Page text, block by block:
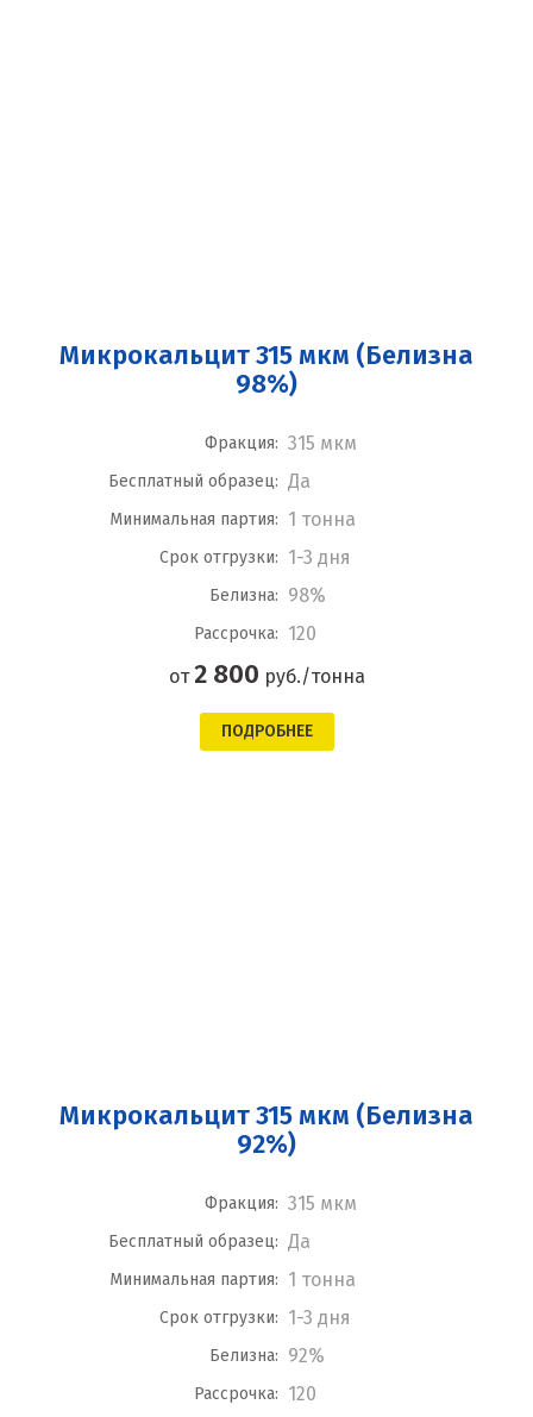
Микрокальцит 315 мкм (Белизна
98%)
Фракция: 315 мкм
Бесплатный образец: Да
Минимальная партия: 1 тонна
Срок отгрузки: 1-3 дня
Белизна: 98%
Рассрочка: 120
от2 800 руб./тонна
ПОДРОБНЕЕ
Микрокальцит 315 мкм (Белизна
92%)
Фракция: 315 мкм
Бесплатный образец: Да
Минимальная партия: 1 тонна
Срок отгрузки: 1-3 дня
Белизна: 92%
Рассрочка: 120